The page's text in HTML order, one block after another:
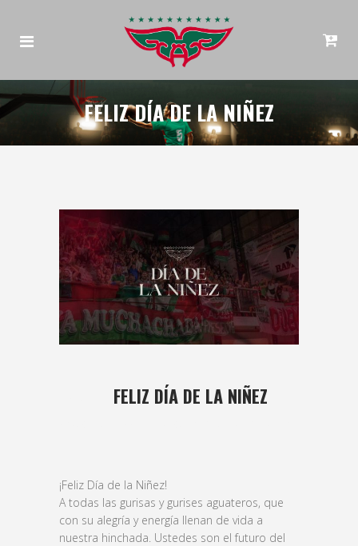
FELIZ DÍA DE LA NIÑEZ
FELIZ DÍA DE LA NIÑEZ
¡Feliz Día de la Niñez!
A todas las gurisas y gurises aguateros, que
con su alegría y energía llenan de vida a
nuestra hinchada. Ustedes son el futuro del